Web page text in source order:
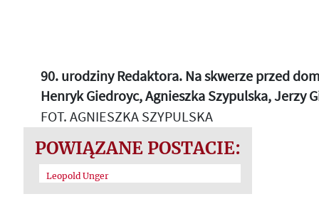
90. urodziny Redaktora. Na skwerze przed
Henryk Giedroyc, Agnieszka Szypulska, Jerzy
FOT. AGNIESZKA SZYPULSKA
POWIĄZANE POSTACIE:
Leopold Unger